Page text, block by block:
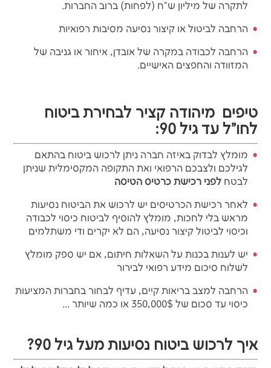
לתקרה של מיליון ש"ח (לפחות) ברוב החברות.
הרחבה לביטול או קיצור נסיעה מסיבות רפואיות
הרחבה לכבודה במקרה של אובדן, איחור או גניבה של
המזוודה והחפצים האישיים.
טיפים מיהודה קציר לבחירת ביטוח
לחו"ל עד גיל 90:
מומלץ לבדוק באיזה חברה ניתן לרכוש ביטוח בהתאם
לגילכם ולצבכם הרפואי ואת התקופה המקסימלית שניתן
לבטחלפני רכישת כרטיס הטיסה
לאחר רכישת הכרטיסים יש לרכוש את הביטוח נסיעות
מראש בלי לחכות, מומלץ להוסיף לביטוח כיסוי לכבודה
וכיסוי לביטול קיצור נסיעה, הם לא יקרים ודי משתלמים
יש לענות בכנות על השאלות חיתום, אם יש ספק מומלץ
לשלוח סיכום מידע רפואי לבירור
הרחבה למצב בריאות קיים, עדיף לבחור בחברות המציעות
כיסוי עד סכום של 350,000$ או כמה שיותר ...
איך לרכוש ביטוח נסיעות מעל גיל 90?